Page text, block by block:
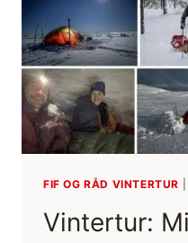
OG
RÅD]
FIF OG RÅD VINTERTUR
Vintertur: